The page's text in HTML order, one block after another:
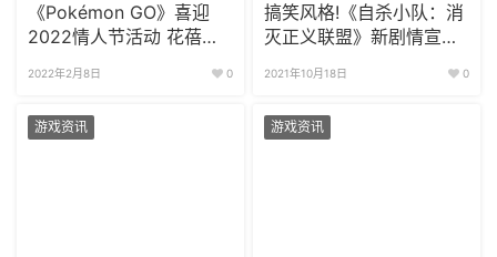
《Pokémon GO》喜迎
2022情人节活动 花蓓蓓
2022年2月8日 0
搞笑风格!《自杀小队：消
灭正义联盟》新剧情宣传
2021年10月18日 0
游戏资讯 游戏资讯